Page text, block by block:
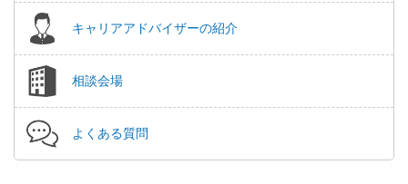
キャリアアドバイザーの紹介
相談会場
よくある質問